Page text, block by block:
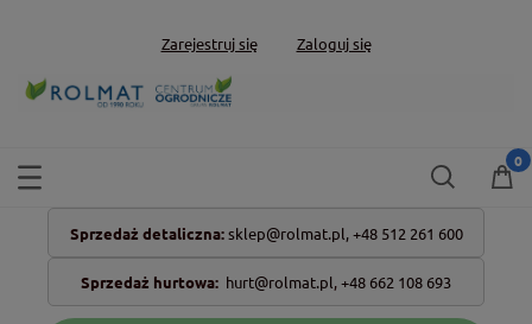
Zarejestruj się Zaloguj się
Sprzedaż detaliczna: sklep@rolmat.pl, +48 512 261 600
Sprzedaż hurtowa: hurt@rolmat.pl,+48 662 108 693